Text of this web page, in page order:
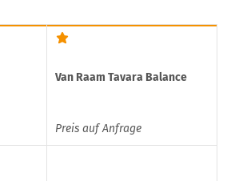
Van Raam Tavara Balance
Preis auf Anfrage